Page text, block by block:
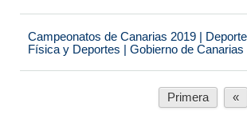
Campeonatos de Canarias 2019 |
Física y Deportes | Gobierno de Canarias
Primera «